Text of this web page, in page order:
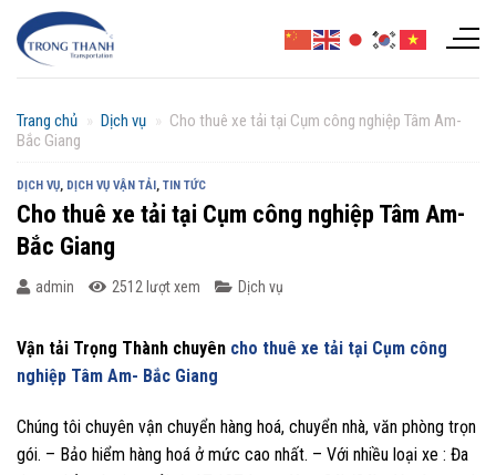
Chuyển
đến
Trang chủ » Dịch vụ »
Cho thuê xe tải tại Cụm công nghiệp Tâm Am-
Bắc Giang
DỊCH VỤ, DỊCH VỤ VẬN TẢI, TIN TỨC
Cho thuê xe tải tại Cụm công nghiệp Tâm Am-
Bắc Giang
admin 2512 lượt xem Dịch vụ
Vận tải Trọng Thành chuyên cho thuê xe tải tại Cụm công
nghiệp Tâm Am- Bắc Giang
Chúng tôi chuyên vận chuyển hàng hoá, chuyển nhà, văn phòng trọn
gói. – Bảo hiểm hàng hoá ở mức cao nhất. – Với nhiều loại xe : Đa